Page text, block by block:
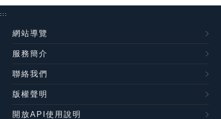
:::
網站導覽
服務簡介
聯絡我們
版權聲明
開放API使用說明